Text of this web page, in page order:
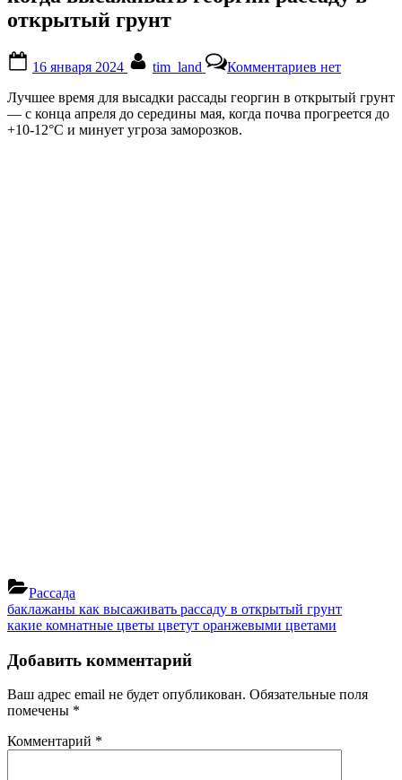
открытый грунт
on
16 января 2024 tim_land Комментариевзаписи
высаживать
георгин
нет
Лучшее время для высадки рассады георгин в открытый грунт
— с конца апреля до середины мая, когда почва прогреется до
+10-12°C и минует угроза заморозков.
Рассада
Навигация
по
записям
Previous
Post:
баклажаны как высаживать рассаду в открытый грунт
Next
какие комнатные цветы цветут оранжевыми цветами
Добавить комментарий
Ваш адрес email не будет опубликован. Обязательные поля
помечены *
Комментарий *